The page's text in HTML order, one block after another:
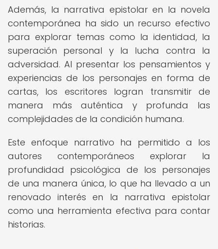
Además, la narrativa epistolar en la novela
contemporánea ha sido un recurso efectivo
para explorar temas como la identidad, la
superación personal y la lucha contra la
adversidad. Al presentar los pensamientos y
experiencias de los personajes en forma de
cartas, los escritores logran transmitir de
manera más auténtica y profunda las
complejidades de la condición humana.
Este enfoque narrativo ha permitido a los
autores contemporáneos explorar la
profundidad psicológica de los personajes
de una manera única, lo que ha llevado a un
renovado interés en la narrativa epistolar
como una herramienta efectiva para contar
historias.